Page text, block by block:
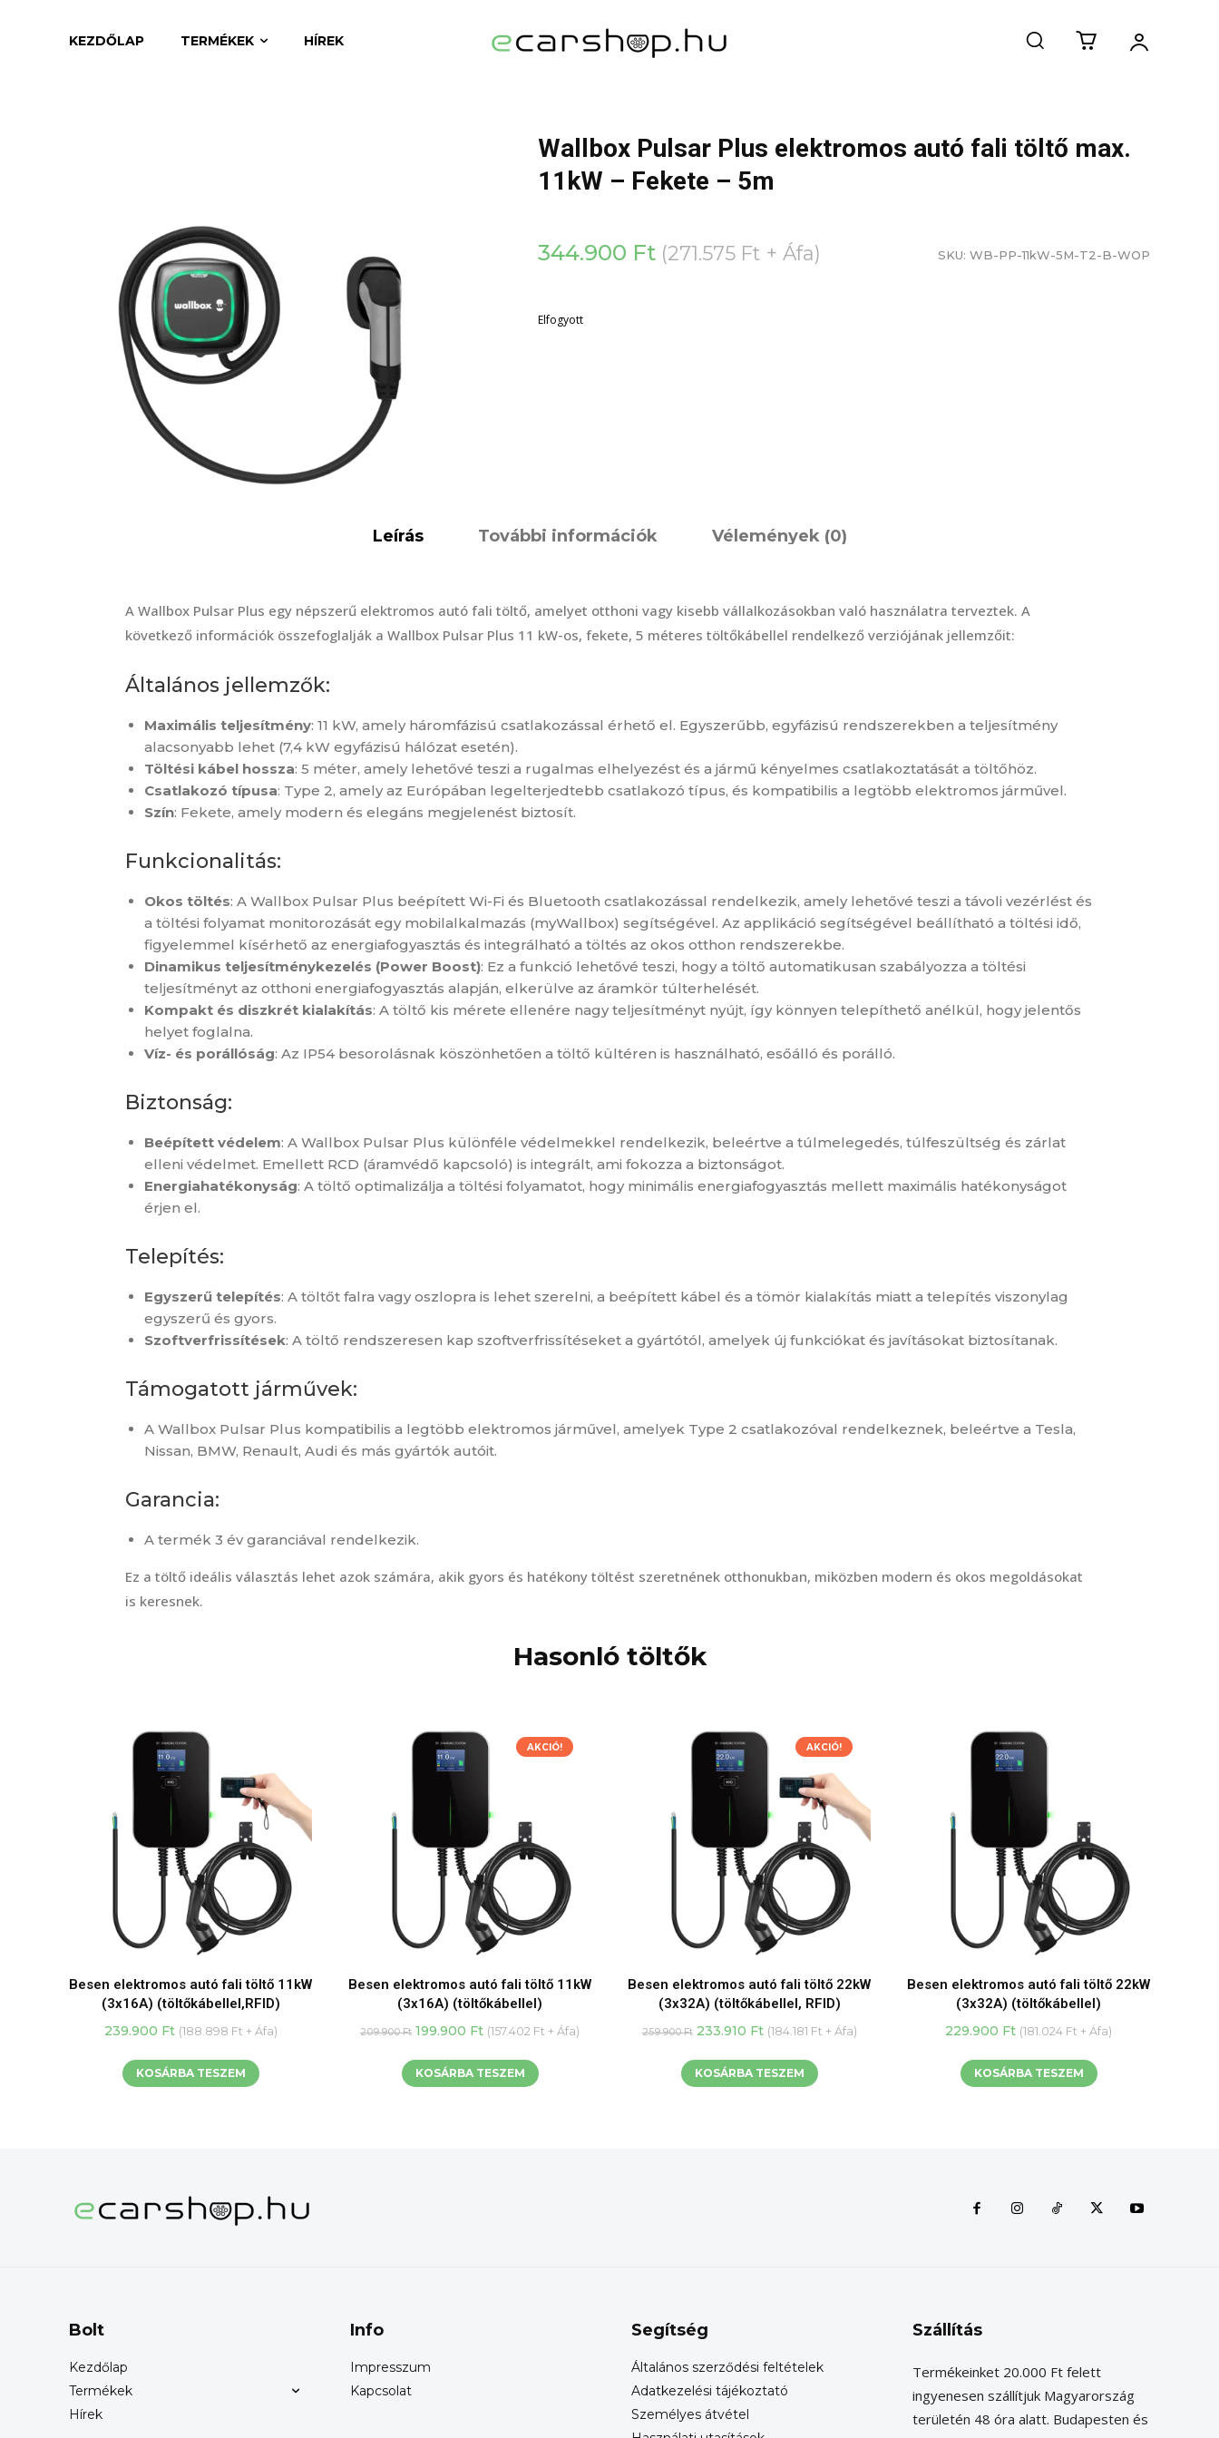
KEZDŐLAP TERMÉKEK HÍREK
Wallbox Pulsar Plus elektromos autó fali töltő max.
11kW – Fekete – 5m
344.900 Ft (271.575 Ft+ Áfa) SKU: WB-PP-11kW-5M-T2-B-WOP
Elfogyott
Leírás További információk Vélemények (0)
A Wallbox Pulsar Plus egy népszerű elektromos autó fali töltő, amelyet otthoni vagy kisebb vállalkozásokban való használatra terveztek. A
következő információk összefoglalják a Wallbox Pulsar Plus 11 kW-os, fekete, 5 méteres töltőkábellel rendelkező verziójának jellemzőit:
Általános jellemzők:
Maximális teljesítmény: 11 kW, amely háromfázisú csatlakozással érhető el. Egyszerűbb, egyfázisú rendszerekben a teljesítmény
alacsonyabb lehet (7,4 kW egyfázisú hálózat esetén).
Töltési kábel hossza: 5 méter, amely lehetővé teszi a rugalmas elhelyezést és a jármű kényelmes csatlakoztatását a töltőhöz.
Csatlakozó típusa: Type 2, amely az Európában legelterjedtebb csatlakozó típus, és kompatibilis a legtöbb elektromos járművel.
Szín: Fekete, amely modern és elegáns megjelenést biztosít.
Funkcionalitás:
Okos töltés: A Wallbox Pulsar Plus beépített Wi-Fi és Bluetooth csatlakozással rendelkezik, amely lehetővé teszi a távoli vezérlést és
a töltési folyamat monitorozását egy mobilalkalmazás (myWallbox) segítségével. Az applikáció segítségével beállítható a töltési idő,
figyelemmel kísérhető az energiafogyasztás és integrálható a töltés az okos otthon rendszerekbe.
Dinamikus teljesítménykezelés (Power Boost): Ez a funkció lehetővé teszi, hogy a töltő automatikusan szabályozza a töltési
teljesítményt az otthoni energiafogyasztás alapján, elkerülve az áramkör túlterhelését.
Kompakt és diszkrét kialakítás: A töltő kis mérete ellenére nagy teljesítményt nyújt, így könnyen telepíthető anélkül, hogy jelentős
helyet foglalna.
Víz- és porállóság: Az IP54 besorolásnak köszönhetően a töltő kültéren is használható, esőálló és porálló.
Biztonság:
Beépített védelem: A Wallbox Pulsar Plus különféle védelmekkel rendelkezik, beleértve a túlmelegedés, túlfeszültség és zárlat
elleni védelmet. Emellett RCD (áramvédő kapcsoló) is integrált, ami fokozza a biztonságot.
Energiahatékonyság: A töltő optimalizálja a töltési folyamatot, hogy minimális energiafogyasztás mellett maximális hatékonyságot
érjen el.
Telepítés:
Egyszerű telepítés: A töltőt falra vagy oszlopra is lehet szerelni, a beépített kábel és a tömör kialakítás miatt a telepítés viszonylag
egyszerű és gyors.
Szoftverfrissítések: A töltő rendszeresen kap szoftverfrissítéseket a gyártótól, amelyek új funkciókat és javításokat biztosítanak.
Támogatott járművek:
A Wallbox Pulsar Plus kompatibilis a legtöbb elektromos járművel, amelyek Type 2 csatlakozóval rendelkeznek, beleértve a Tesla,
Nissan, BMW, Renault, Audi és más gyártók autóit.
Garancia:
A termék 3 év garanciával rendelkezik.
Ez a töltő ideális választás lehet azok számára, akik gyors és hatékony töltést szeretnének otthonukban, miközben modern és okos megoldásokat
is keresnek.
Hasonló töltők
Besen elektromos autó fali töltő 11kW
(3x16A) (töltőkábellel,RFID)
239.900 Ft (188.898 Ft + Áfa)
KOSÁRBA TESZEM
AKCIÓ!
Besen elektromos autó fali töltő 11kW
(3x16A) (töltőkábellel)
209.900Ft Original
was:
209.900 Ft.
199.900 FtCurrent
is:
199.900 Ft.
(157.402 Ft + Áfa)
KOSÁRBA TESZEM
AKCIÓ!
Besen elektromos autó fali töltő 22kW
(3x32A) (töltőkábellel, RFID)
259.900Ft Original
was:
259.900 Ft.
233.910 FtCurrent
is:
233.910 Ft.
(184.181 Ft + Áfa)
KOSÁRBA TESZEM
Besen elektromos autó fali töltő 22kW
(3x32A) (töltőkábellel)
229.900 Ft (181.024 Ft + Áfa)
KOSÁRBA TESZEM
Bolt
Kezdőlap
Termékek
Hírek
Info
Impresszum
Kapcsolat
Segítség
Általános szerződési feltételek
Adatkezelési tájékoztató
Személyes átvétel
Szállítás
Termékeinket 20.000 Ft felett
ingyenesen szállítjuk Magyarország
területén 48 óra alatt. Budapesten és